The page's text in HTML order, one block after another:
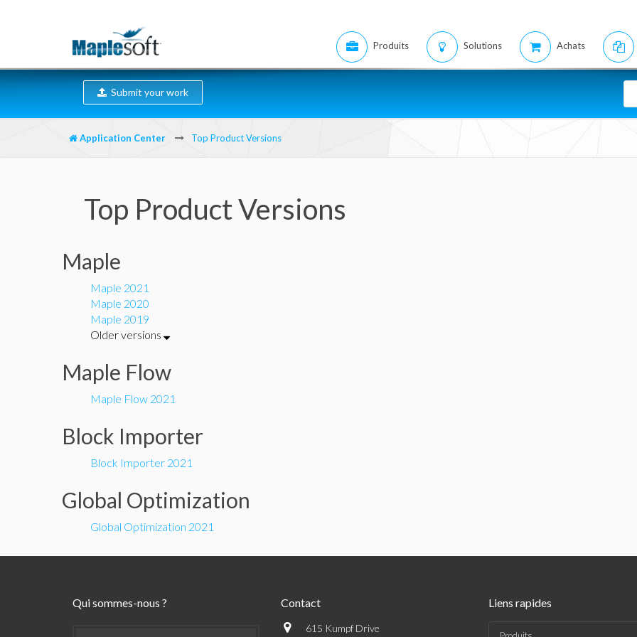
Produits Solutions Achats
Submit your work
Application Center Top Product Versions
Top Product Versions
Maple
Maple 2021
Maple 2020
Maple 2019
Older versions
Maple Flow
Maple Flow 2021
Block Importer
Block Importer 2021
Global Optimization
Global Optimization 2021
Qui sommes-nous ? Contact
615 Kumpf Drive
Liens rapides